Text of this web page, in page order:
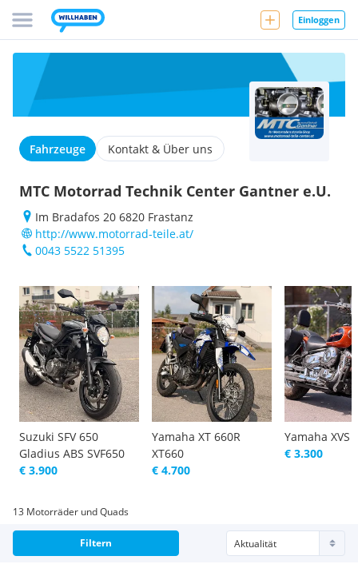
Einloggen
Fahrzeuge Kontakt & Über uns
MTC Motorrad Technik Center Gantner e.U.
Im Bradafos 20 6820 Frastanz
http://www.motorrad-teile.at/
0043 5522 51395
Suzuki SFV 650
Gladius ABS SVF650
€ 3.900
Yamaha XT 660R
XT660
€ 4.700
Yamaha XVS
€ 3.300
13 Motorräder und Quads
Filtern